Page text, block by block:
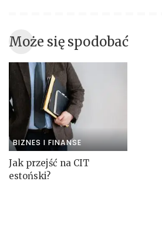
Może się spodobać
BIZNES I FINANSE
Jak przejść na CIT
estoński?